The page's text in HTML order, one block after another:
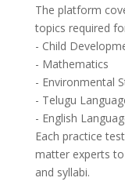
The platform
topics required
- Child
- Mathematics
- Environmental
- Telugu
- English
Each practice
matter experts
and syllabi.